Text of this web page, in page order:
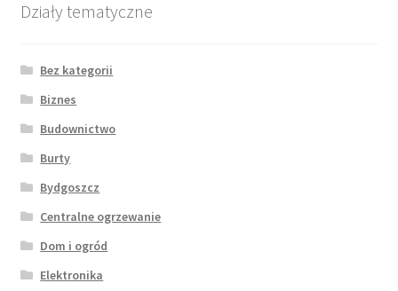
Działy tematyczne
Bez kategorii
Biznes
Budownictwo
Burty
Bydgoszcz
Centralne ogrzewanie
Dom i ogród
Elektronika